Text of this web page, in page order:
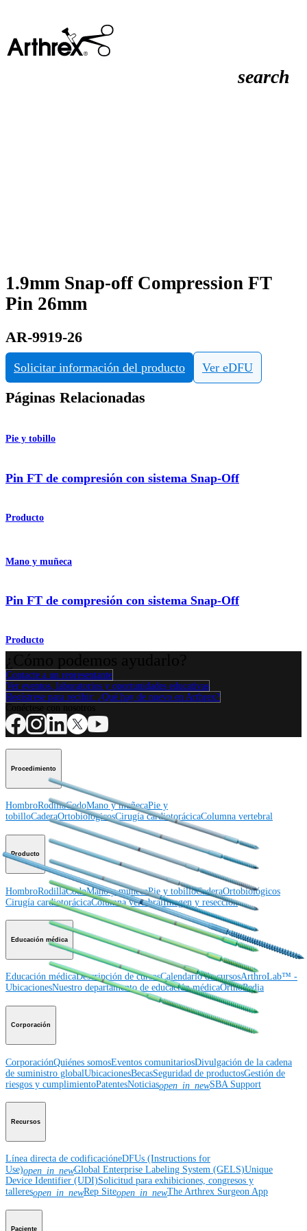
search
1.9mm Snap-off Compression FT
Pin 26mm
AR-9919-26
Solicitar información del producto Ver eDFU
Páginas Relacionadas
Pie y tobillo
Pin FT de compresión con sistema Snap-Off
Producto
Mano y muñeca
Pin FT de compresión con sistema Snap-Off
Producto
Contacte a un representante
Ver eventos, laboratorios y oportunidades educativas
Regístrese para recibir: ¿Qué hay de nuevo en Arthrex?
Procedimiento
HombroRodillaCodoMano y muñecaPie y
tobilloCaderaOrtobiológicosCirugía cardiotorácicaColumna vertebral
Producto
HombroRodillaCodoMano y muñecaPie y tobilloCaderaOrtobiológicos
Cirugía cardiotorácicaColumna vertebralImagen y resección
Educación médica
Educación médicaDescripción de cursosCalendario de cursosArthroLab™ -
UbicacionesNuestro departamento de educación médicaOrthoPedia
Corporación
CorporaciónQuiénes somosEventos comunitariosDivulgación de la cadena
de suministro globalUbicacionesBecasSeguridad de productosGestión de
riesgos y cumplimientoPatentesNoticiasopen_in_newSBA Support
Recursos
Línea directa de codificacióneDFUs (Instructions for
Use)open_in_newGlobal Enterprise Labeling System (GELS)Unique
Device Identifier (UDI)Solicitud para exhibiciones, congresos y
talleresopen_in_newRep Siteopen_in_newThe Arthrex Surgeon App
Paciente